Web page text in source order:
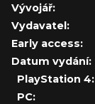
Vývojář:
Vydavatel:
Early access:
Datum vydání:
PlayStation 4:
PC: